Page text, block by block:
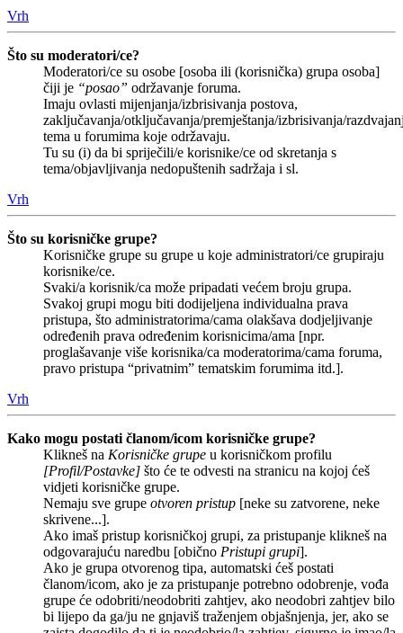
Vrh
Što su moderatori/ce?
Moderatori/ce su osobe [osoba ili (korisnička) grupa osoba]
čiji je “posao” održavanje foruma.
Imaju ovlasti mijenjanja/izbrisivanja postova,
zaključavanja/otključavanja/premještanja/izbrisivanja/
tema u forumima koje održavaju.
Tu su (i) da bi spriječili/e korisnike/ce od skretanja s
tema/objavljivanja nedopuštenih sadržaja i sl.
Vrh
Što su korisničke grupe?
Korisničke grupe su grupe u koje administratori/ce grupiraju
korisnike/ce.
Svaki/a korisnik/ca može pripadati većem broju grupa.
Svakoj grupi mogu biti dodijeljena individualna prava
pristupa, što administratorima/cama olakšava dodjeljivanje
određenih prava određenim korisnicima/ama [npr.
proglašavanje više korisnika/ca moderatorima/cama foruma,
pravo pristupa “privatnim” tematskim forumima itd.].
Vrh
Kako mogu postati članom/icom korisničke grupe?
Klikneš na Korisničke grupe u korisničkom profilu
[Profil/Postavke] što će te odvesti na stranicu na kojoj ćeš
vidjeti korisničke grupe.
Nemaju sve grupe otvoren pristup [neke su zatvorene, neke
skrivene...].
Ako imaš pristup korisničkoj grupi, za pristupanje klikneš na
odgovarajuću naredbu [obično Pristupi grupi].
Ako je grupa otvorenog tipa, automatski ćeš postati
članom/icom, ako je za pristupanje potrebno odobrenje, vođa
grupe će odobriti/neodobriti zahtjev, ako neodobri zahtjev bilo
bi lijepo da ga/ju ne gnjaviš traženjem objašnjenja, jer, ako se